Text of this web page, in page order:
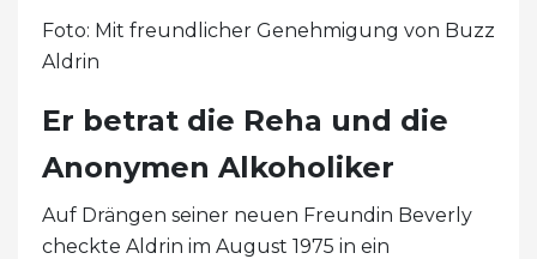
Foto: Mit freundlicher Genehmigung von Buzz
Aldrin
Er betrat die Reha und die
Anonymen Alkoholiker
Auf Drängen seiner neuen Freundin Beverly
checkte Aldrin im August 1975 in ein